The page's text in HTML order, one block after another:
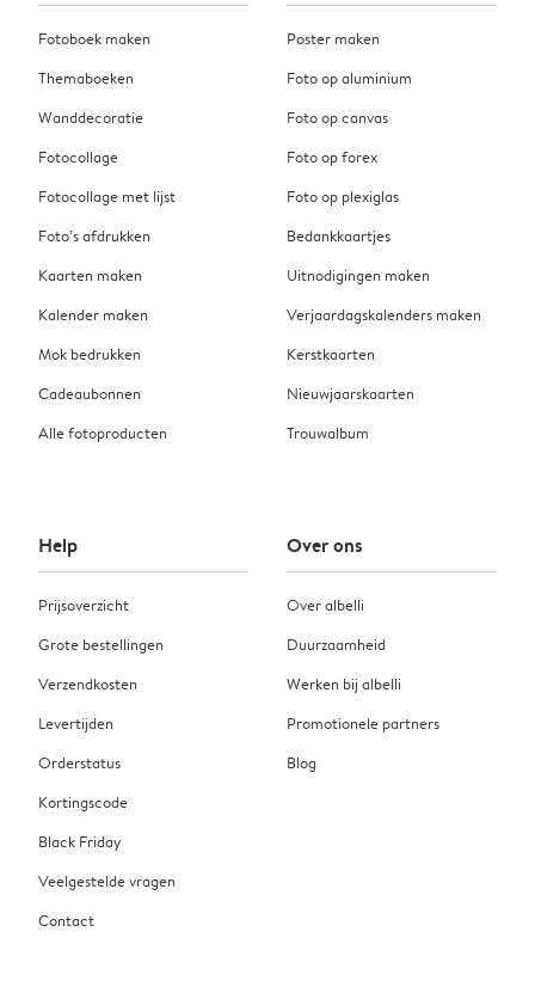
Fotoboek maken
Themaboeken
Wanddecoratie
Fotocollage
Fotocollage met lijst
Foto’s afdrukken
Kaarten maken
Kalender maken
Mok bedrukken
Cadeaubonnen
Alle fotoproducten
Poster maken
Foto op aluminium
Foto op canvas
Foto op forex
Foto op plexiglas
Bedankkaartjes
Uitnodigingen maken
Verjaardagskalenders maken
Kerstkaarten
Nieuwjaarskaarten
Trouwalbum
Help
Prijsoverzicht
Grote bestellingen
Verzendkosten
Levertijden
Orderstatus
Kortingscode
Black Friday
Veelgestelde vragen
Contact
Over ons
Over albelli
Duurzaamheid
Werken bij albelli
Promotionele partners
Blog